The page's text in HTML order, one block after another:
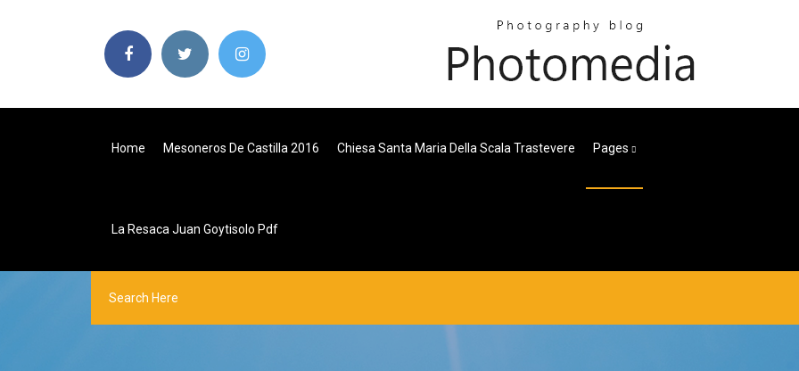
Home Mesoneros De Castilla 2016 Chiesa Santa Maria Della Scala Trastevere Pages
La Resaca Juan Goytisolo Pdf